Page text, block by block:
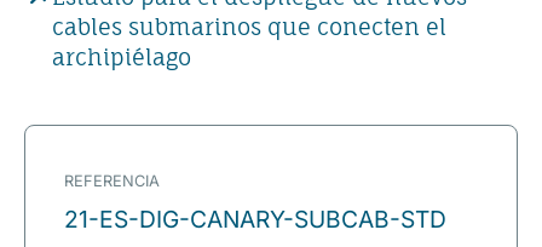
cables submarinos que conecten el
archipiélago
REFERENCIA
21-ES-DIG-CANARY-SUBCAB-STD